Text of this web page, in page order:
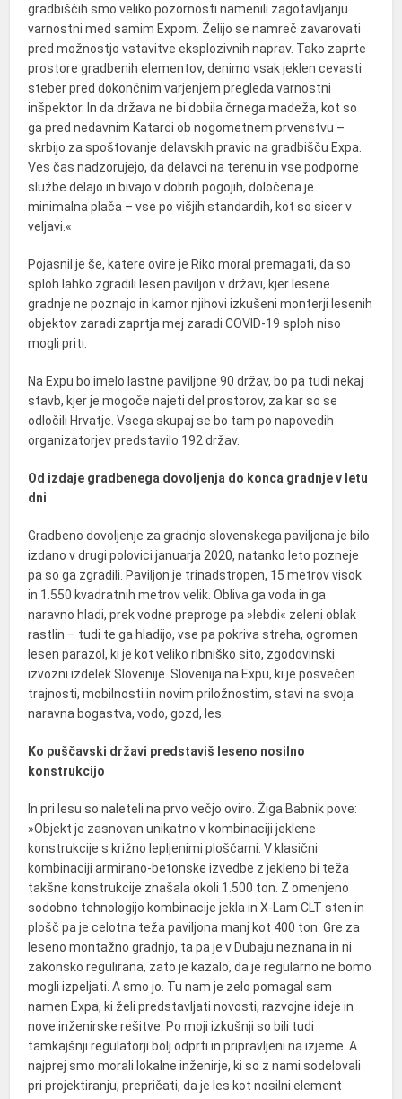
gradbiščih smo veliko pozornosti namenili zagotavljanju
varnostni med samim Expom. Želijo se namreč zavarovati
pred možnostjo vstavitve eksplozivnih naprav. Tako zaprte
prostore gradbenih elementov, denimo vsak jeklen cevasti
steber pred dokončnim varjenjem pregleda varnostni
inšpektor. In da država ne bi dobila črnega madeža, kot so
ga pred nedavnim Katarci ob nogometnem prvenstvu –
skrbijo za spoštovanje delavskih pravic na gradbišču Expa.
Ves čas nadzorujejo, da delavci na terenu in vse podporne
službe delajo in bivajo v dobrih pogojih, določena je
minimalna plača – vse po višjih standardih, kot so sicer v
veljavi.«
Pojasnil je še, katere ovire je Riko moral premagati, da so
sploh lahko zgradili lesen paviljon v državi, kjer lesene
gradnje ne poznajo in kamor njihovi izkušeni monterji lesenih
objektov zaradi zaprtja mej zaradi COVID-19 sploh niso
mogli priti.
Na Expu bo imelo lastne paviljone 90 držav, bo pa tudi nekaj
stavb, kjer je mogoče najeti del prostorov, za kar so se
odločili Hrvatje. Vsega skupaj se bo tam po napovedih
organizatorjev predstavilo 192 držav.
Od izdaje gradbenega dovoljenja do konca gradnje v letu
dni
Gradbeno dovoljenje za gradnjo slovenskega paviljona je bilo
izdano v drugi polovici januarja 2020, natanko leto pozneje
pa so ga zgradili. Paviljon je trinadstropen, 15 metrov visok
in 1.550 kvadratnih metrov velik. Obliva ga voda in ga
naravno hladi, prek vodne preproge pa »lebdi« zeleni oblak
rastlin – tudi te ga hladijo, vse pa pokriva streha, ogromen
lesen parazol, ki je kot veliko ribniško sito, zgodovinski
izvozni izdelek Slovenije. Slovenija na Expu, ki je posvečen
trajnosti, mobilnosti in novim priložnostim, stavi na svoja
naravna bogastva, vodo, gozd, les.
Ko puščavski državi predstaviš leseno nosilno
konstrukcijo
In pri lesu so naleteli na prvo večjo oviro. Žiga Babnikpove:
»Objekt je zasnovan unikatno v kombinaciji jeklene
konstrukcije s križno lepljenimi ploščami. V klasični
kombinaciji armirano-betonske izvedbe z jekleno bi teža
takšne konstrukcije znašala okoli 1.500 ton. Z omenjeno
sodobno tehnologijo kombinacije jekla in X-Lam CLT sten in
plošč pa je celotna teža paviljona manj kot 400 ton. Gre za
leseno montažno gradnjo, ta pa je v Dubaju neznana in ni
zakonsko regulirana, zato je kazalo, da je regularno ne bomo
mogli izpeljati. A smo jo. Tu nam je zelo pomagal sam
namen Expa, ki želi predstavljati novosti, razvojne ideje in
nove inženirske rešitve. Po moji izkušnji so bili tudi
tamkajšnji regulatorji bolj odprti in pripravljeni na izjeme. A
najprej smo morali lokalne inženirje, ki so z nami sodelovali
pri projektiranju, prepričati, da je les kot nosilni element